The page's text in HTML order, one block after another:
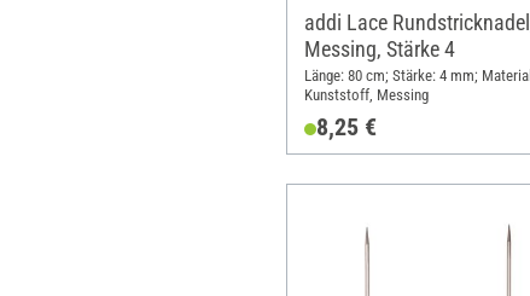
addi Lace
Messing, Stärke 4
Länge: 80 cm; Stärke: 4 mm;
Kunststoff, Messing
8,25 €